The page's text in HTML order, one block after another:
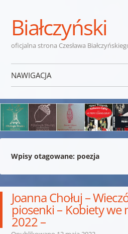
Białczyński
oficjalna strona Czesława
NAWIGACJA
Wpisy otagowane: poezja
Joanna Chołuj –
piosenki – Kobiety we
2022 –